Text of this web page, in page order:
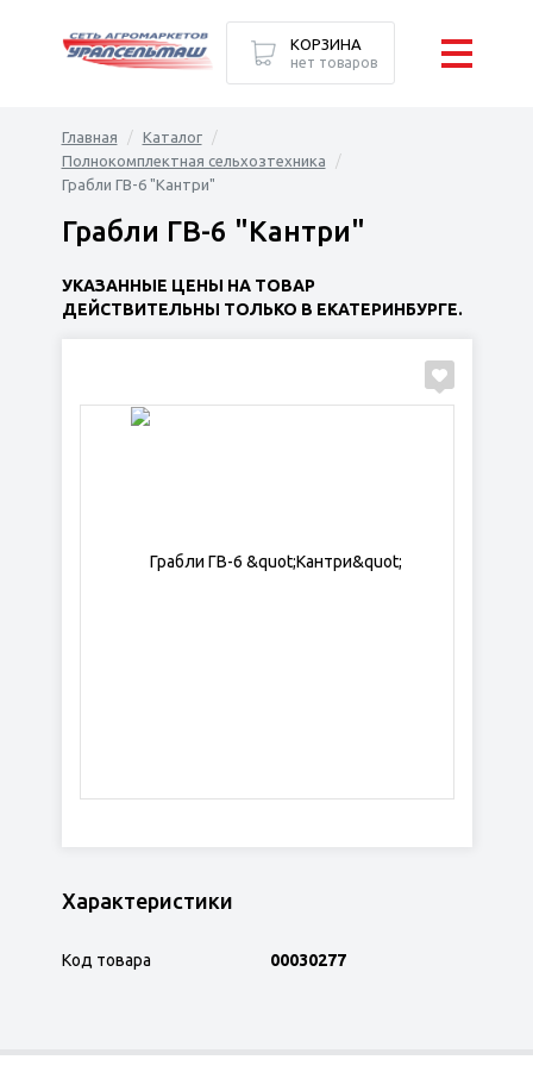
Главная
Каталог
Полнокомплектная сельхозтехника
Грабли ГВ-6 "Кантри"
Грабли ГВ-6 "Кантри"
УКАЗАННЫЕ ЦЕНЫ НА ТОВАР
ДЕЙСТВИТЕЛЬНЫ ТОЛЬКО В ЕКАТЕРИНБУРГЕ.
Характеристики
Код товара 00030277
КОРЗИНА
нет товаров